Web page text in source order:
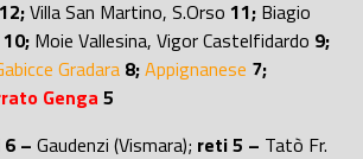
12;Villa San Martino, S.Orso 11; Biagio
10; Moie Vallesina, Vigor Castelfidardo 9;
Gradara 8;Appignanese 7;
Genga 5
6 – Gaudenzi (Vismara); reti 5 – Tatò Fr.